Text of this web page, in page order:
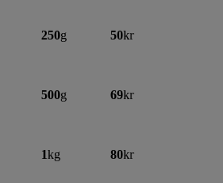
250g 50kr
500g 69kr
1kg 80kr